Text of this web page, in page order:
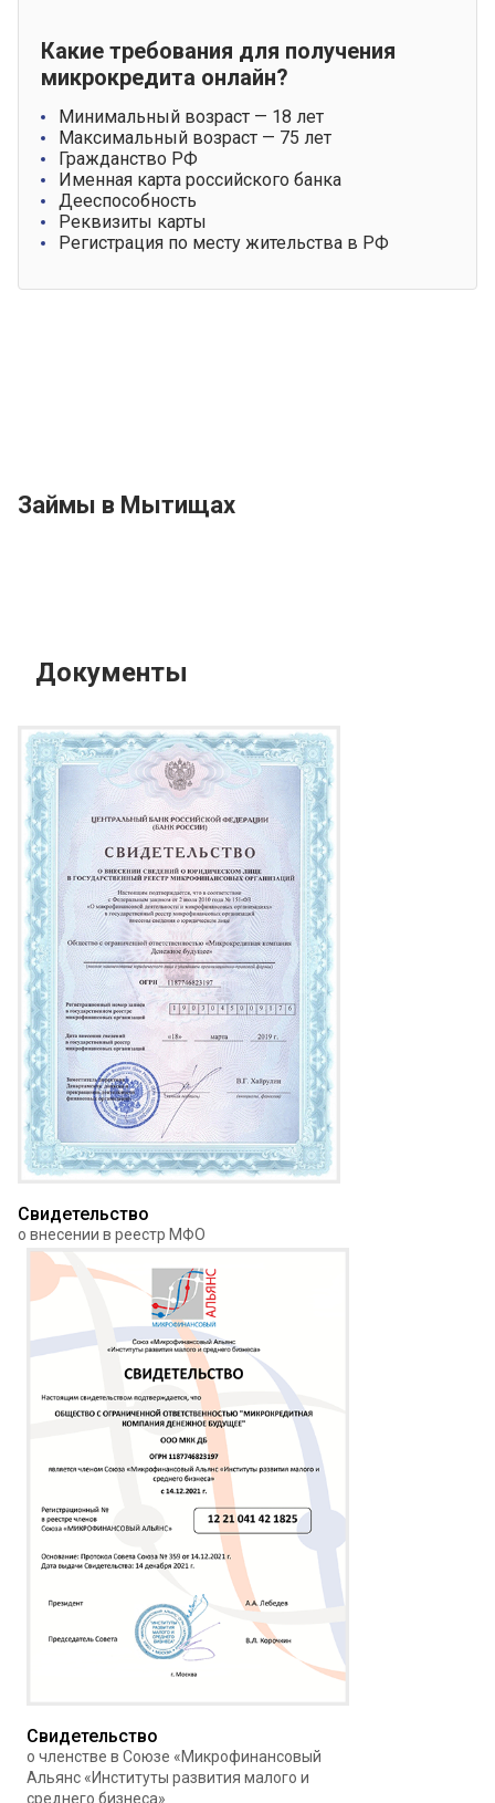
Какие требования для получения
микрокредита онлайн?
Минимальный возраст — 18 лет
Максимальный возраст — 75 лет
Гражданство РФ
Именная карта российского банка
Дееспособность
Реквизиты карты
Регистрация по месту жительства в РФ
Займы в Мытищах
Документы
Свидетельство
о внесении в реестр МФО
Свидетельство
о членстве в Союзе «Микрофинансовый
Альянс «Институты развития малого и
среднего бизнеса»